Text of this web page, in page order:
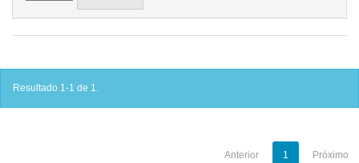
Resultado 1-1 de 1.
Anterior 1 Próximo